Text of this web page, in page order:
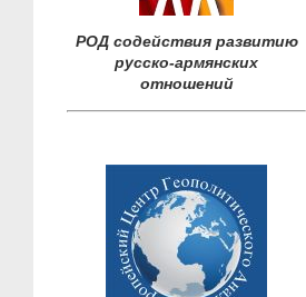
РОД содействия развитию
русско-армянских
отношений